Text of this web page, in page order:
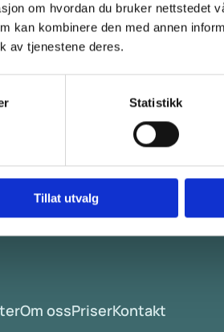
om hvordan du bruker nettstedet
kan kombinere den med annen
av tjenestene deres.
Statistikk
Tillat utvalg
i Arendal.
Om ossPriserKontakt